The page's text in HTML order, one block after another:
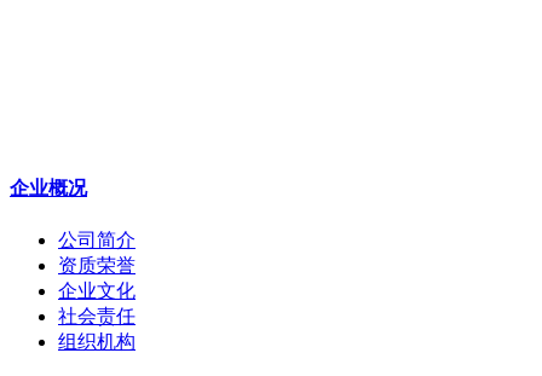
企业概况
公司简介
资质荣誉
企业文化
社会责任
组织机构